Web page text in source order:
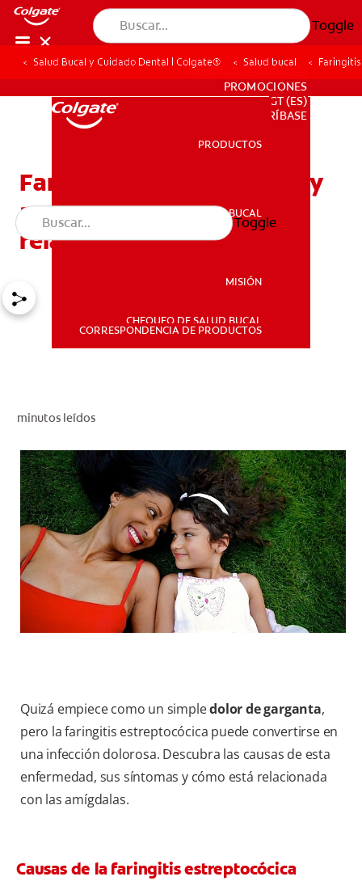
Toggle
SALUD BUCAL
PARA PROFESIONALES
PROMOCIONES
GT (ES)
SUSCRÍBASE
PARA PROFESIONALES
PROMOCIONES
GT (ES)
SUSCRÍBASE
PRODUCTOS
SALUD BUCAL
MISIÓN
CHEQUEO DE SALUD BUCAL
CORRESPONDENCIA DE PRODUCTOS
Toggle
Salud Bucal y Cuidado Dental | Colgate® Salud bucal
Faringitis estreptocócica y
amígdalas: ¿Están
relacionadas?
minutos leídos
Quizá empiece como un simpledolor de garganta,
pero la faringitis estreptocócica puede convertirse en
una infección dolorosa. Descubra las causas de esta
enfermedad, sus síntomas y cómo está relacionada
con las amígdalas.
Causas de la faringitis estreptocócica